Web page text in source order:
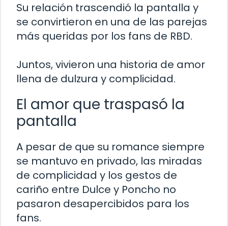
Su relación trascendió la pantalla y
se convirtieron en una de las parejas
más queridas por los fans de RBD.
Juntos, vivieron una historia de amor
llena de dulzura y complicidad.
El amor que traspasó la
pantalla
A pesar de que su romance siempre
se mantuvo en privado, las miradas
de complicidad y los gestos de
cariño entre Dulce y Poncho no
pasaron desapercibidos para los
fans.